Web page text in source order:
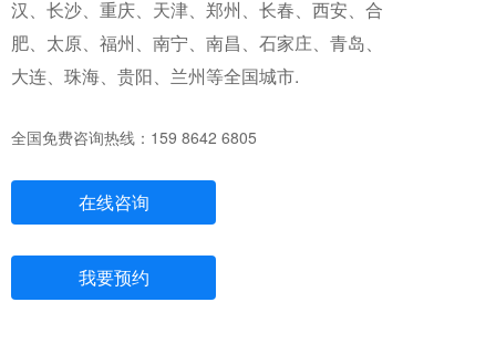
汉、长沙、重庆、天津、郑州、长春、西安、合
肥、太原、福州、南宁、南昌、石家庄、青岛、
大连、珠海、贵阳、兰州等全国城市.
全国免费咨询热线：159 8642 6805
在线咨询
我要预约